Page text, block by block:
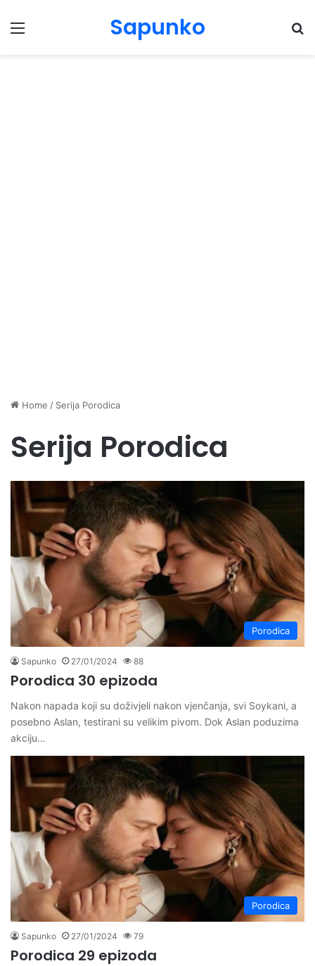
Menu Sapunko
Home / Serija Porodica
Serija Porodica
Porodica
Sapunko 27/01/2024 88
Porodica 30 epizoda
Nakon napada koji su doživjeli nakon vjenčanja, svi Soykani, a
posebno Aslan, testirani su velikim pivom. Dok Aslan poduzima
akciju…
Porodica
Sapunko 27/01/2024 79
Porodica 29 epizoda